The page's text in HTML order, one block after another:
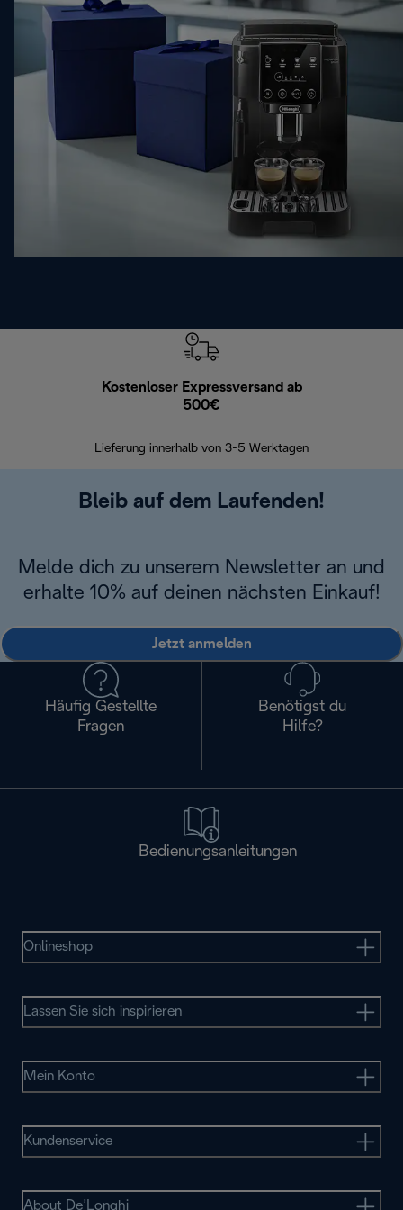
Kostenloser Expressversand ab
500€
Lieferung innerhalb von 3-5 Werktagen
Bleib auf dem Laufenden!
Melde dich zu unserem Newsletter an und
erhalte 10% auf deinen nächsten Einkauf!
Jetzt anmelden
Häufig Gestellte
Fragen
Benötigst du
Hilfe?
Bedienungsanleitungen
Onlineshop
Lassen Sie sich inspirieren
Mein Konto
Kundenservice
About De’Longhi